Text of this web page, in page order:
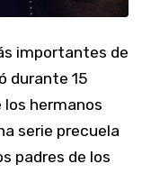
importantes de
durante 15
hermanos
serie precuela
padres de los